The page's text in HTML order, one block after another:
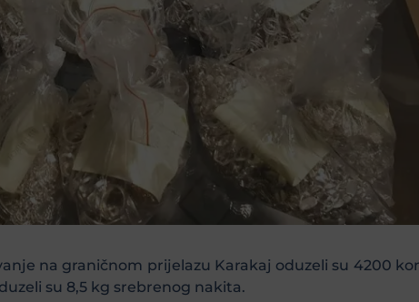
na graničnom prijelazu Karakaj oduzeli su 4200
su 8,5 kg srebrenog nakita.